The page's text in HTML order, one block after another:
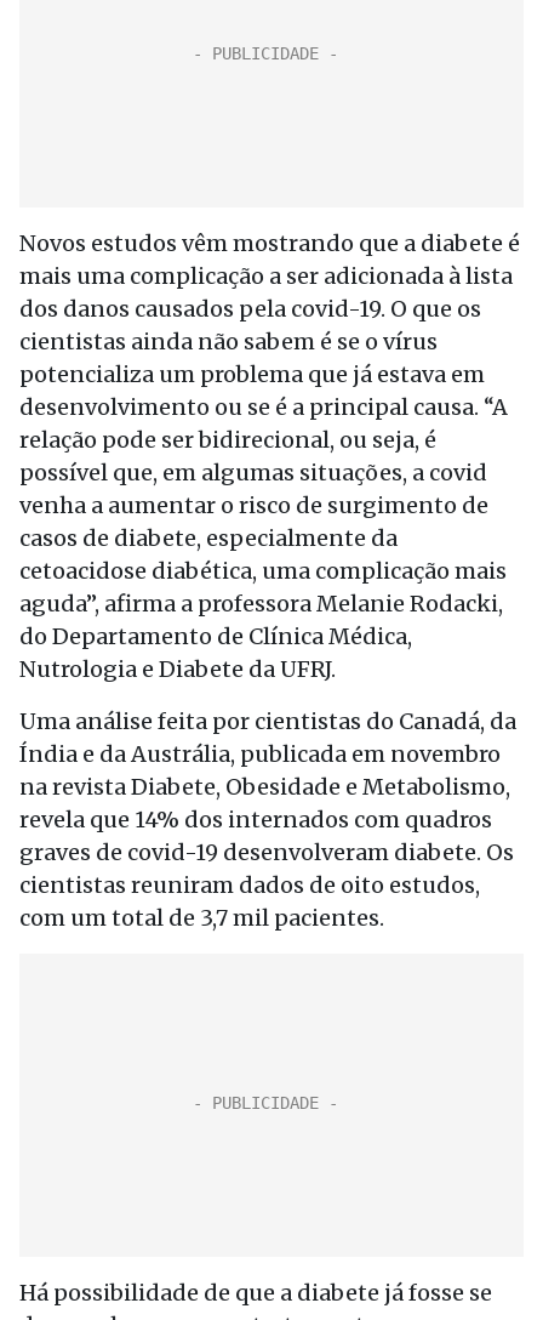
Novos estudos vêm mostrando que a diabete é
mais uma complicação a ser adicionada à lista
dos danos causados pela covid-19. O que os
cientistas ainda não sabem é se o vírus
potencializa um problema que já estava em
desenvolvimento ou se é a principal causa. “A
relação pode ser bidirecional, ou seja, é
possível que, em algumas situações, a covid
venha a aumentar o risco de surgimento de
casos de diabete, especialmente da
cetoacidose diabética, uma complicação mais
aguda”, afirma a professora Melanie Rodacki,
do Departamento de Clínica Médica,
Nutrologia e Diabete da UFRJ.
Uma análise feita por cientistas do Canadá, da
Índia e da Austrália, publicada em novembro
na revista Diabete, Obesidade e Metabolismo,
revela que 14% dos internados com quadros
graves de covid-19 desenvolveram diabete. Os
cientistas reuniram dados de oito estudos,
com um total de 3,7 mil pacientes.
Há possibilidade de que a diabete já fosse se